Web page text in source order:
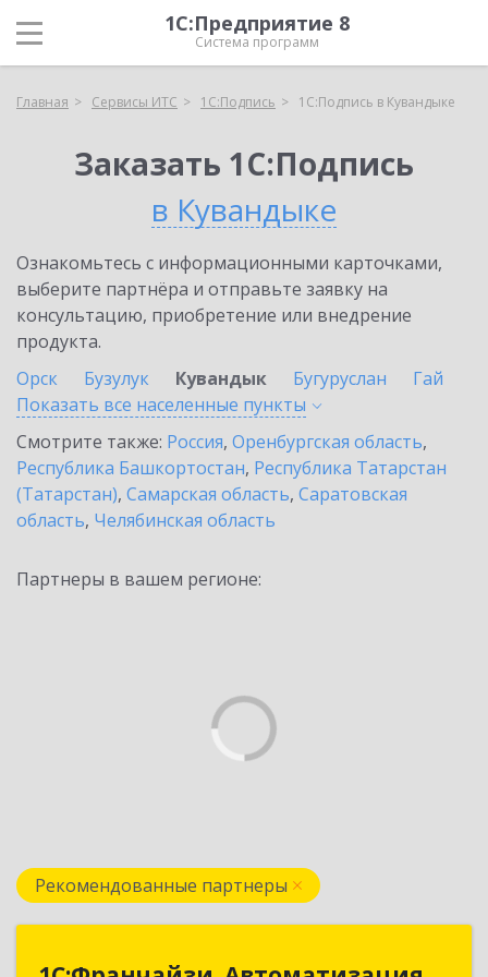
1С:Предприятие 8
Система программ
Главная Сервисы ИТС 1С:Подпись 1С:Подпись в Кувандыке
Заказать 1С:Подпись
в Кувандыке
Ознакомьтесь с информационными карточками,
выберите партнёра и отправьте заявку на
консультацию, приобретение или внедрение
продукта.
Орск
Бузулук Кувандык Бугуруслан
Гай
Показать все населенные пункты
Смотрите также: Россия, Оренбургская область,
Республика Башкортостан, Республика Татарстан
(Татарстан), Самарская область, Саратовская
область, Челябинская область
Партнеры в вашем регионе:
Рекомендованные партнеры
1С:Франчайзи. Автоматизация